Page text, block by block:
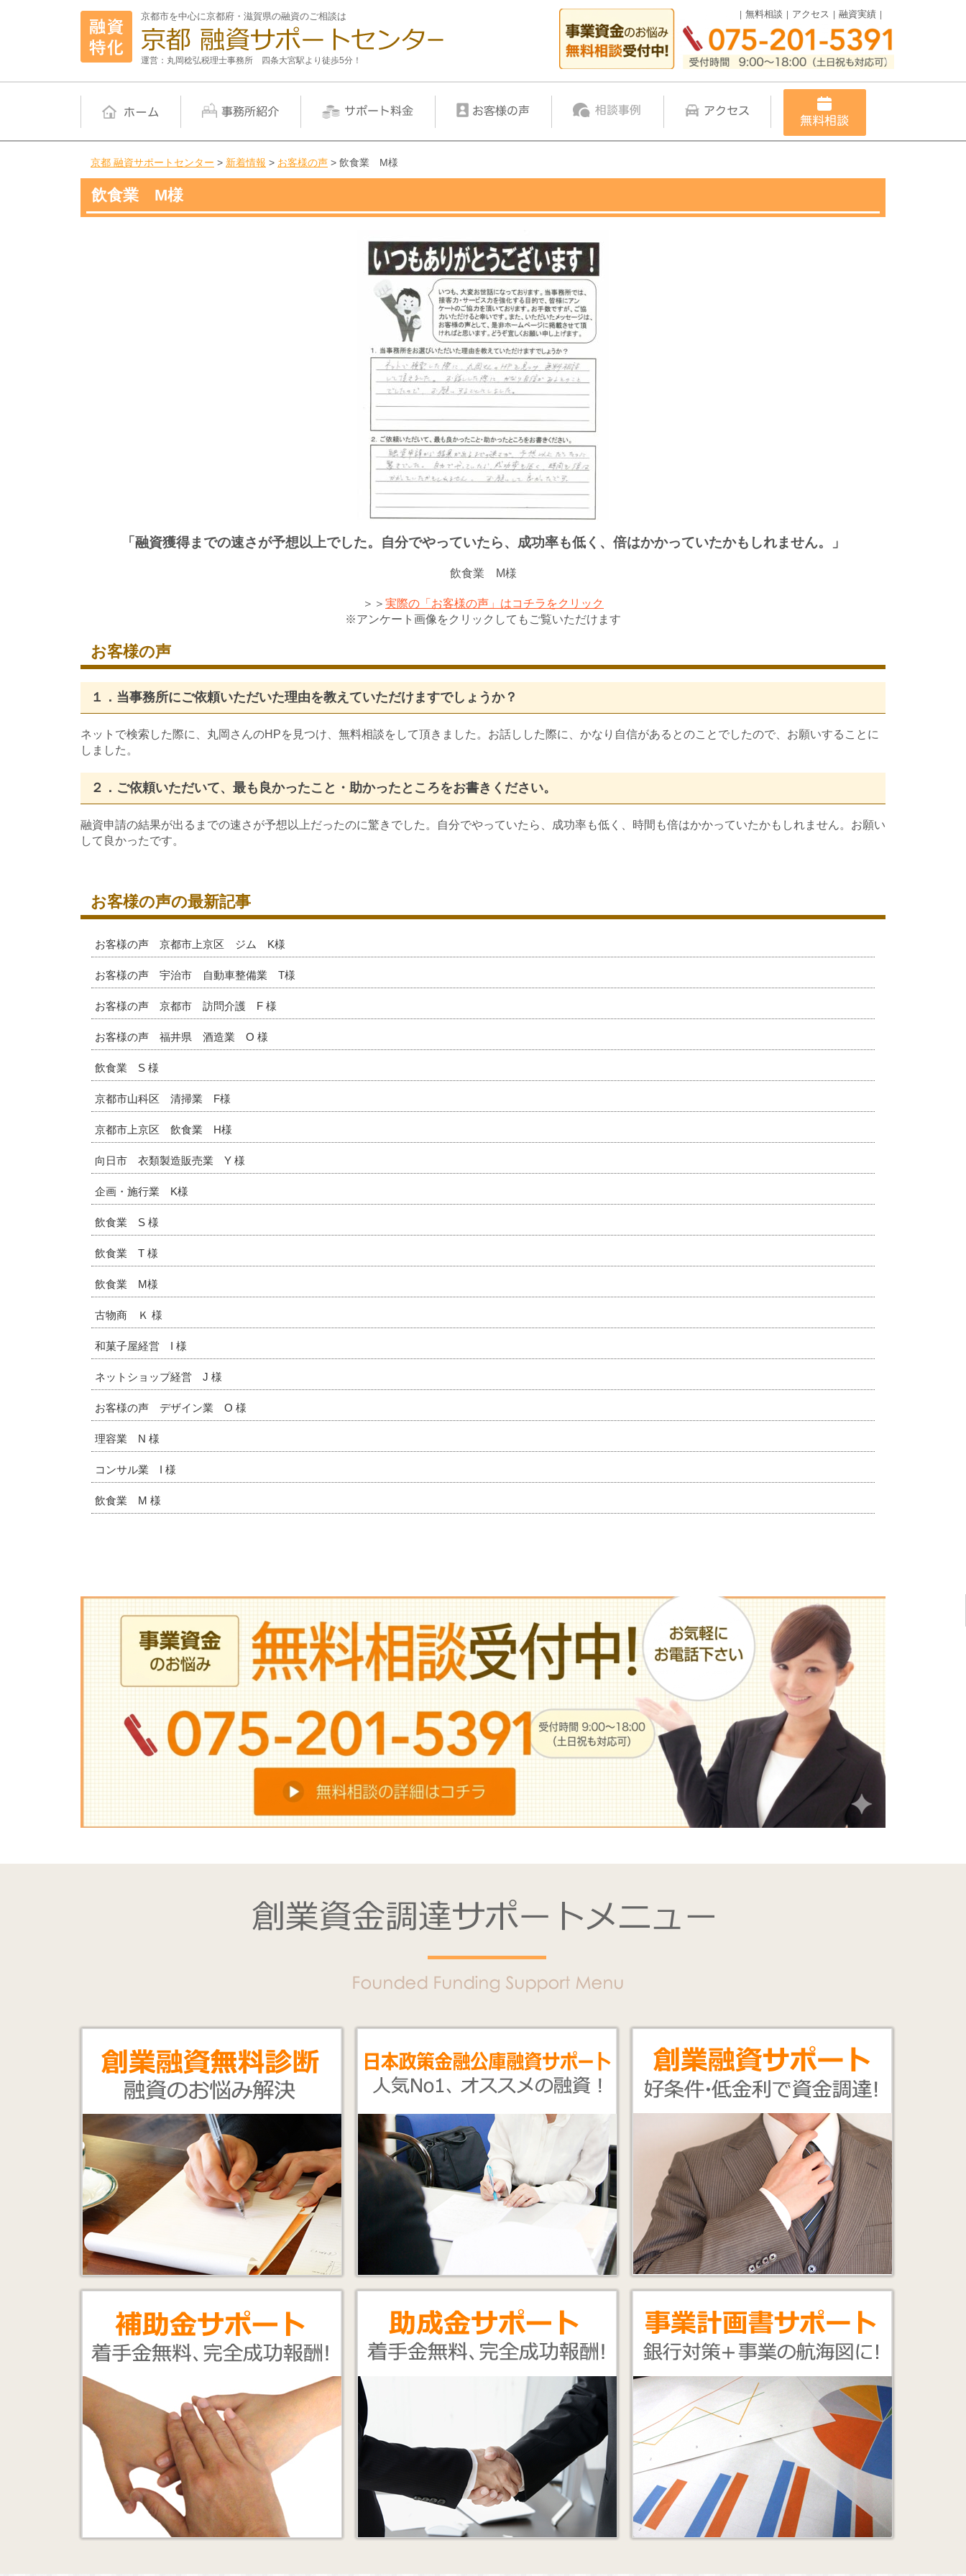
京都市を中心に京都府・滋賀県の融資のご相談は
運営：丸岡稔弘税理士事務所 四条大宮駅より徒歩5分！
無料相談 アクセス 融資実績
京都 融資サポートセンター > 新着情報 > お客様の声 > 飲食業 M様
飲食業 M様
「融資獲得までの速さが予想以上でした。自分でやっていたら、成功率も低く、倍はかかっていたかもしれません。 」
飲食業 M様
＞＞ 実際の「お客様の声」はコチラをクリック
※アンケート画像をクリックしてもご覧いただけます
お客様の声
１．当事務所にご依頼いただいた理由を教えていただけますでしょうか？
ネットで検索した際に、丸岡さんのHPを見つけ、無料相談をして頂きました。お話しした際に、かなり自信があるとのことでしたので、お願いすることに
しました。
２．ご依頼いただいて、最も良かったこと・助かったところをお書きください。
融資申請の結果が出るまでの速さが予想以上だったのに驚きでした。自分でやっていたら、成功率も低く、時間も倍はかかっていたかもしれません。お願い
して良かったです。
お客様の声の最新記事
お客様の声 京都市上京区 ジム K様
お客様の声 宇治市 自動車整備業 T様
お客様の声 京都市 訪問介護 F 様
お客様の声 福井県 酒造業 O 様
飲食業 S 様
京都市山科区 清掃業 F様
京都市上京区 飲食業 H様
向日市 衣類製造販売業 Y 様
企画・施行業 K様
飲食業 S 様
飲食業 T 様
飲食業 M様
古物商 Ｋ 様
和菓子屋経営 I 様
ネットショップ経営 J 様
お客様の声 デザイン業 O 様
理容業 N 様
コンサル業 I 様
飲食業 M 様